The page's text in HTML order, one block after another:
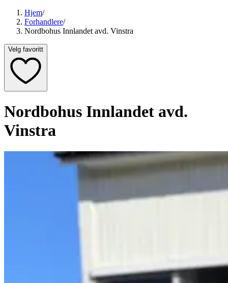
Hjem/
Forhandlere/
Nordbohus Innlandet avd. Vinstra
Velg favoritt
Nordbohus Innlandet avd.
Vinstra